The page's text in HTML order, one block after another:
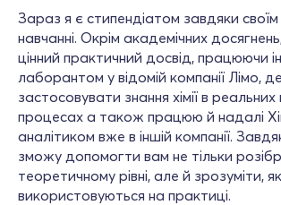
Зараз я є стипендіатом завдяки своїм
навчанні. Окрім академічних
цінний практичний досвід, працюючи
лаборантом у відомій компанії Лімо,
застосовувати знання хімії в
процесах а також працюю й надалі
аналітиком вже в іншій компанії.
зможу допомогти вам не тільки
теоретичному рівні, але й зрозуміти,
використовуються на практиці.